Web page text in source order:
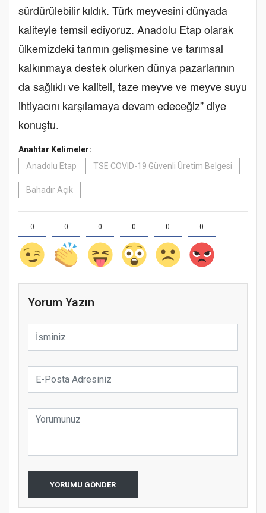
sürdürülebilir kıldık. Türk meyvesini dünyada
kaliteyle temsil ediyoruz. Anadolu Etap olarak
ülkemizdeki tarımın gelişmesine ve tarımsal
kalkınmaya destek olurken dünya pazarlarının
da sağlıklı ve kaliteli, taze meyve ve meyve suyu
ihtiyacını karşılamaya devam edeceğiz” diye
konuştu.
Anahtar Kelimeler:
Anadolu Etap
TSE COVID-19 Güvenli Üretim Belgesi
Bahadır Açık
0 0 0 0 0 0
Yorum Yazın
YORUMU GÖNDER